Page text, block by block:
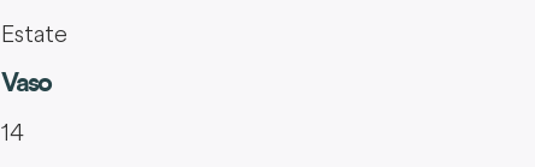
Estate
Vaso
14